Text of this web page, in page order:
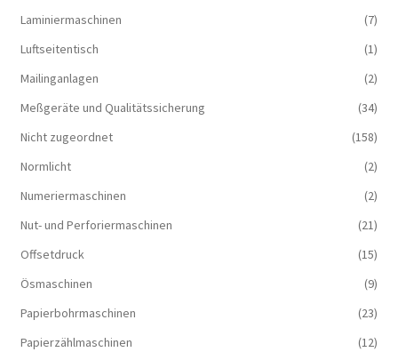
Laminiermaschinen
(7)
Luftseitentisch
(1)
Mailinganlagen
(2)
Meßgeräte und Qualitätssicherung
(34)
Nicht zugeordnet
(158)
Normlicht
(2)
Numeriermaschinen
(2)
Nut- und Perforiermaschinen
(21)
Offsetdruck
(15)
Ösmaschinen
(9)
Papierbohrmaschinen
(23)
Papierzählmaschinen
(12)